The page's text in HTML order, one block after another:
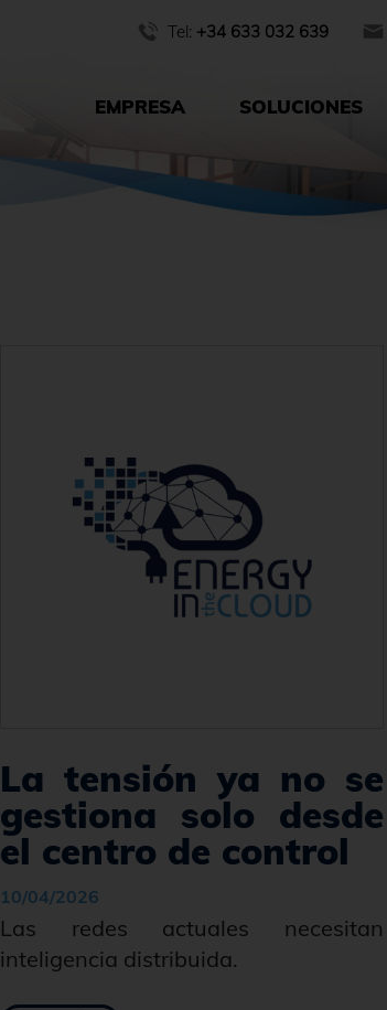
Tel: +34 633 032 639
EMPRESA SOLUCIONES
La tensión ya no se
gestiona solo desde
el centro de control
10/04/2026
Las redes actuales necesitan
inteligencia distribuida.